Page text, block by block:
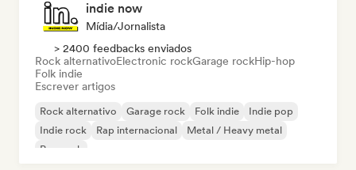
indie now
Mídia/Jornalista
> 2400 feedbacks enviados
Rock alternativoElectronic rockGarage rockHip-hop
Folk indie
Escrever artigos
Rock alternativo Garage rock Folk indie
Indie pop
Indie rock
Rap internacional
Metal / Heavy metal
Pop rock